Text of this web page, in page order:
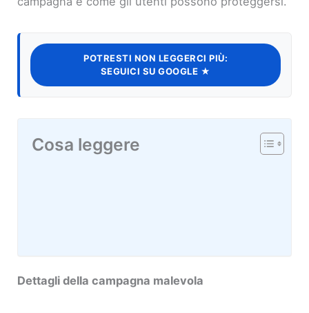
POTRESTI NON LEGGERCI PIÙ:
SEGUICI SU GOOGLE ★
Cosa leggere
Dettagli della campagna malevola